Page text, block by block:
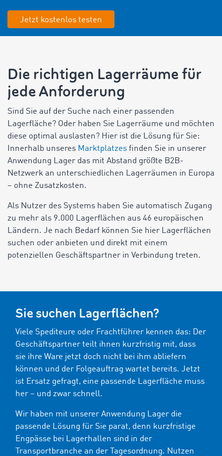
Jetzt kostenlos testen
Die richtigen Lagerräume für
jede Anforderung
Sind Sie auf der Suche nach einer passenden
Lagerfläche? Oder haben Sie Lagerräume und möchten
diese optimal auslasten? Hier ist die Lösung für Sie:
Innerhalb unseres Marktplatzes finden Sie in unserer
Anwendung Lager das mit Abstand größte B2B-
Netzwerk an unterschiedlichen Lagerräumen in Europa
– ohne Zusatzkosten.
Als Nutzer des Systems haben Sie automatisch Zugang
zu mehr als 9.000 Lagerflächen aus 46 europäischen
Ländern. Je nach Bedarf können Sie hier Lagerflächen
suchen oder anbieten und direkt mit einem
potenziellen Geschäftspartner in Verbindung treten.
Sie suchen Lagerflächen?
Viele Spediteure oder Frachtführer kennen das: Der
Geschäftspartner teilt ihnen kurzfristig mit, dass
sie ihre Ware jetzt doch nicht bei ihm abliefern
können und der Folgeauftrag wartet bereits. Jetzt
ist Ersatz gefragt, eine passende Lagerfläche muss
her – und zwar schnell.
Wir haben mit unserer Anwendung Lager die
passende Lösung für Sie parat, denn kurzfristige
Engpässe bei Lagerhallen sind in der
Transportbranche an der Tagesordnung. Nutzen